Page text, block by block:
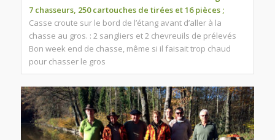
7 chasseurs, 250 cartouches de tirées et 16 pièces ;
Casse croute sur le bord de l’étang avant d’aller à la
chasse au gros. : 2 sangliers et 2 chevreuils de prélevés
Bon week end de chasse, même si il faisait trop chaud
pour chasser le gros